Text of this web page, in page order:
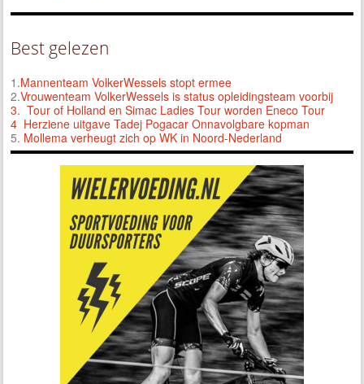
Best gelezen
1.Mannenteam VolkerWessels stopt ermee
2.Vrouwenteam VolkerWessels is status opleidingsteam voorbij
3. Tour of Holland en Simac Ladies Tour worden Eneco Tour
4 Herziene uitgave Tadej Pogacar Onnavolgbare kopman
5. Mollema verheugt zich op WK in Noord-Nederland